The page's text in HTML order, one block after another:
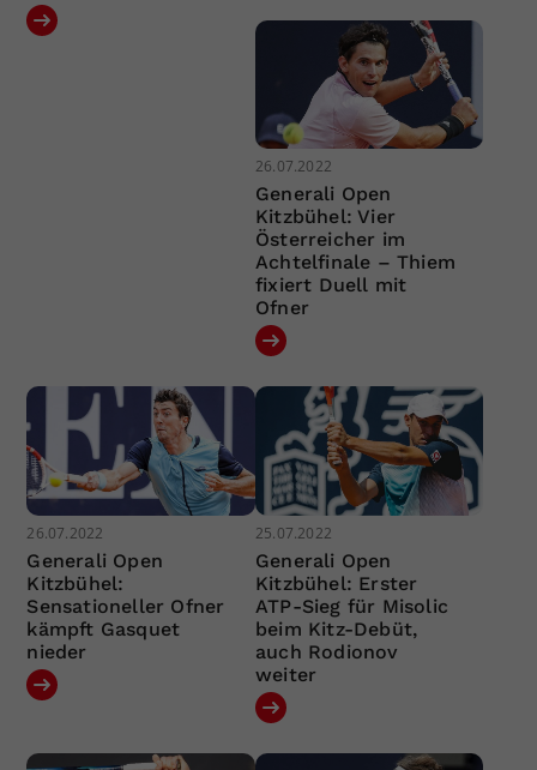
26.07.2022
Generali Open
Kitzbühel: Vier
Österreicher im
Achtelfinale – Thiem
fixiert Duell mit
Ofner
26.07.2022
Generali Open
Kitzbühel:
Sensationeller Ofner
kämpft Gasquet
nieder
25.07.2022
Generali Open
Kitzbühel: Erster
ATP-Sieg für Misolic
beim Kitz-Debüt,
auch Rodionov
weiter